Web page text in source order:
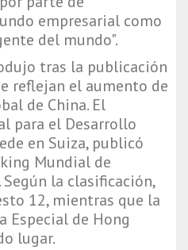
empresarial como
del mundo".
tras la publicación
reflejan el aumento de
de China. El
para el Desarrollo
en Suiza, publicó
Mundial de
la clasificación,
12, mientras que la
Especial de Hong
lugar.